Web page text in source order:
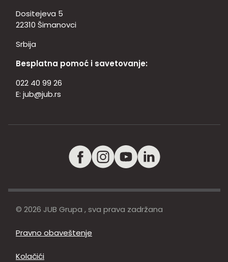
Dositejeva 5
22310 Šimanovci
Srbija
Besplatna pomoć i savetovanje:
022 40 99 26
E: jub@jub.rs
© 2026 JUB Grupa , sva prava zadržana
Pravno obaveštenje
Kolačići